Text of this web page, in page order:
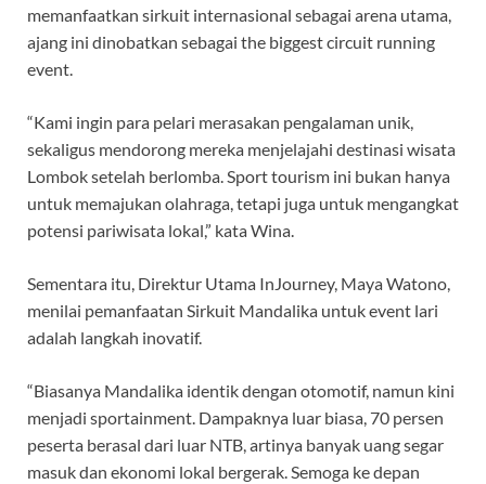
memanfaatkan sirkuit internasional sebagai arena utama,
ajang ini dinobatkan sebagai the biggest circuit running
event.
“Kami ingin para pelari merasakan pengalaman unik,
sekaligus mendorong mereka menjelajahi destinasi wisata
Lombok setelah berlomba. Sport tourism ini bukan hanya
untuk memajukan olahraga, tetapi juga untuk mengangkat
potensi pariwisata lokal,” kata Wina.
Sementara itu, Direktur Utama InJourney, Maya Watono,
menilai pemanfaatan Sirkuit Mandalika untuk event lari
adalah langkah inovatif.
“Biasanya Mandalika identik dengan otomotif, namun kini
menjadi sportainment. Dampaknya luar biasa, 70 persen
peserta berasal dari luar NTB, artinya banyak uang segar
masuk dan ekonomi lokal bergerak. Semoga ke depan